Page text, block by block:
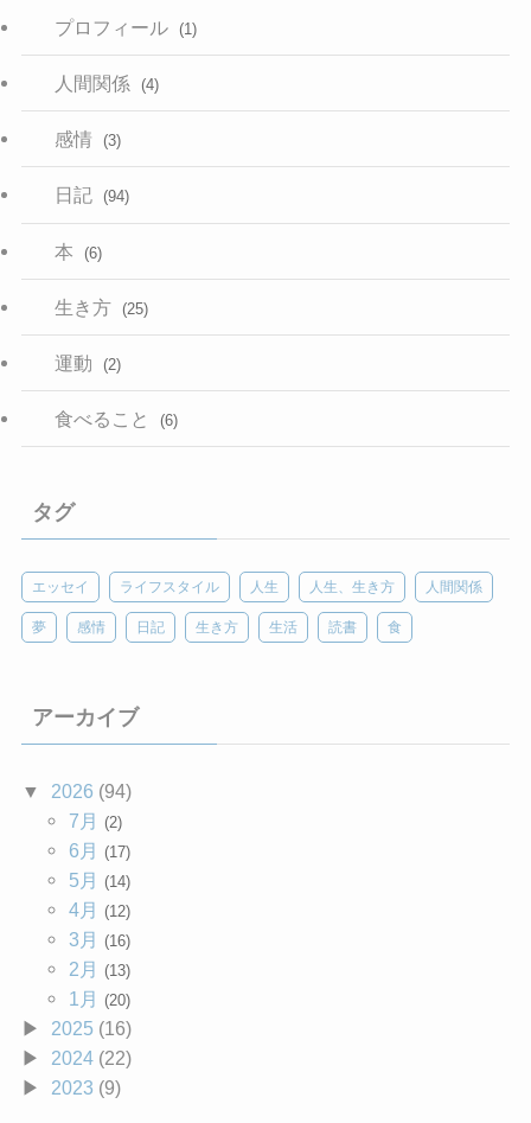
プロフィール (1)
人間関係 (4)
感情 (3)
日記 (94)
本 (6)
生き方 (25)
運動 (2)
食べること (6)
タグ
エッセイ ライフスタイル 人生 人生、生き方 人間関係
夢 感情 日記 生き方 生活 読書 食
アーカイブ
2026 (94)
7月 (2)
6月 (17)
5月 (14)
4月 (12)
3月 (16)
2月 (13)
1月 (20)
2025 (16)
2024(22)
2023 (9)